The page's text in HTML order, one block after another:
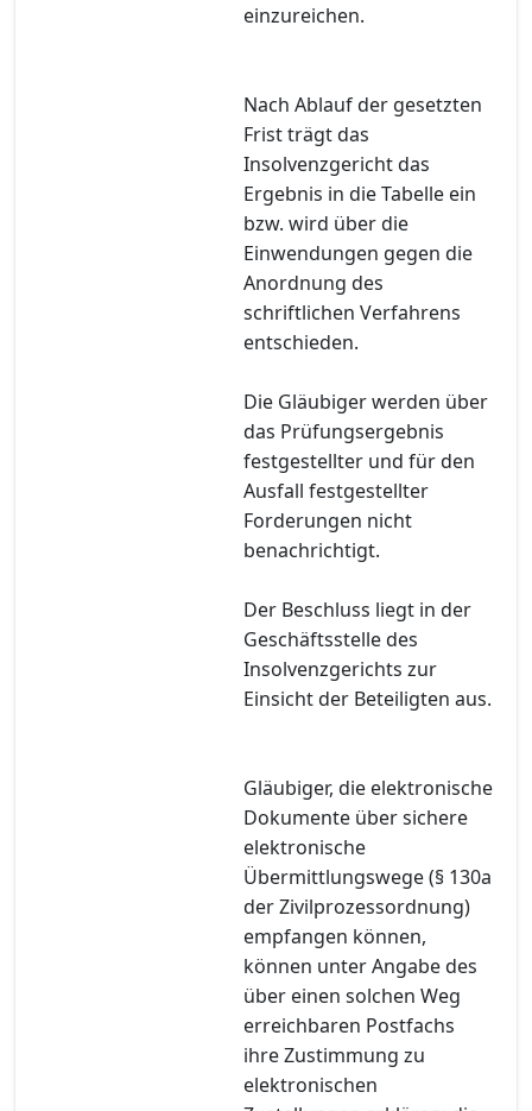
einzureichen.
Nach Ablauf der gesetzten
Frist trägt das
Insolvenzgericht das
Ergebnis in die Tabelle ein
bzw. wird über die
Einwendungen gegen die
Anordnung des
schriftlichen Verfahrens
entschieden.
Die Gläubiger werden über
das Prüfungsergebnis
festgestellter und für den
Ausfall festgestellter
Forderungen nicht
benachrichtigt.
Der Beschluss liegt in der
Geschäftsstelle des
Insolvenzgerichts zur
Einsicht der Beteiligten aus.
Gläubiger, die elektronische
Dokumente über sichere
elektronische
Übermittlungswege (§ 130a
der Zivilprozessordnung)
empfangen können,
können unter Angabe des
über einen solchen Weg
erreichbaren Postfachs
ihre Zustimmung zu
elektronischen